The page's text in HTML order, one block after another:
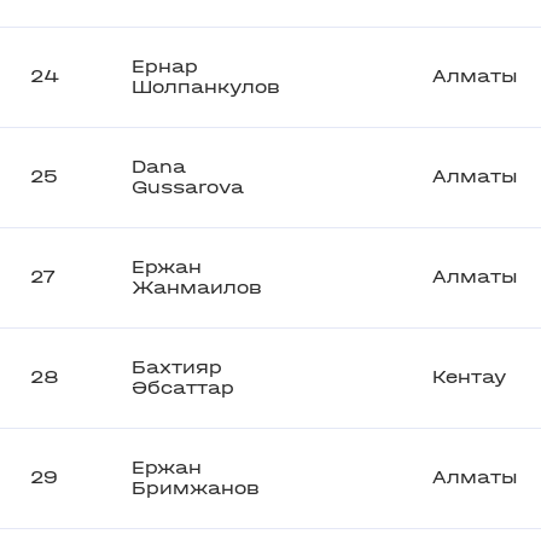
24
Ернар
Шолпанкулов
Алматы
25
Dana
Gussarova
Алматы
27
Ержан
Жанмаилов
Алматы
28
Бахтияр
Әбсаттар
Кентау
29
Ержан
Бримжанов
Алматы